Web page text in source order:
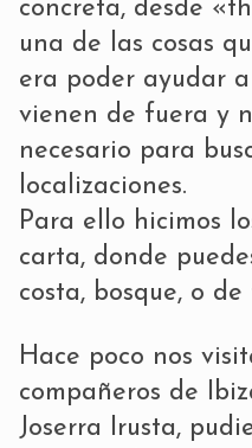
concreta, desde «
una de las cosas
era poder ayudar
vienen de fuera y
necesario para
localizaciones.
Para ello hicimos
carta, donde
costa, bosque, o
Hace poco nos
compañeros de
Joserra Irusta,